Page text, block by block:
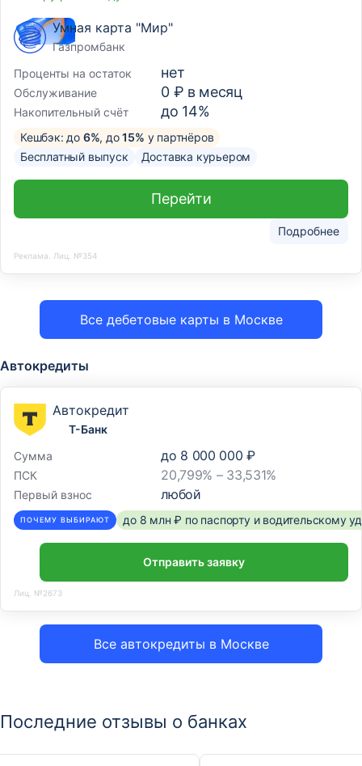
Все дебетовые карты в Москве
Умная карта "Мир"
Газпромбанк
Проценты на остаток
нет
Обслуживание 0 ₽ в месяц
Накопительный счёт до 14%
Кешбэк: до 6%, до15% у партнёров
Бесплатный выпуск
Доставка курьером
Подробнее
Перейти
Реклама. Лиц. №354
Автокредиты
Все автокредиты в Москве
Автокредит
Т-Банк
Сумма
до 8 000 000 ₽
ПСК 20,799% – 33,531%
Первый взнос любой
ПОЧЕМУ ВЫБИРАЮТ до 8 млн ₽ по паспорту и водительскому
Отправить заявку
Лиц. №2673
Последние отзывы о банках